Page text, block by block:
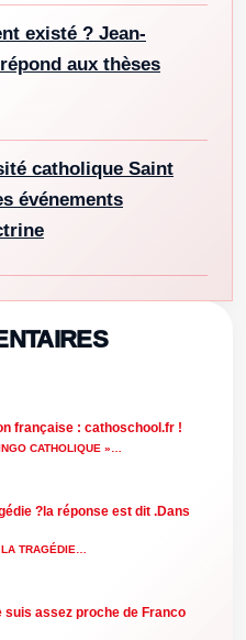
existé ? Jean-
aux thèses
catholique Saint
événements
française : cathoschool.fr !
CATHOLIQUE »…
?la réponse est dit .Dans
TRAGÉDIE…
suis assez proche de Franco